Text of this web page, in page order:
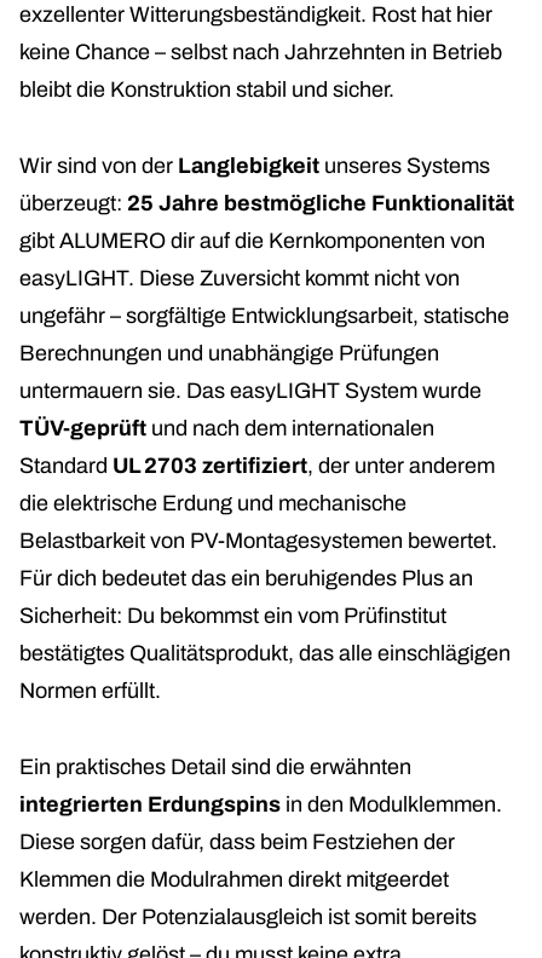
exzellenter Witterungsbeständigkeit. Rost hat hier
keine Chance – selbst nach Jahrzehnten in Betrieb
bleibt die Konstruktion stabil und sicher.
Wir sind von der Langlebigkeit unseres Systems
überzeugt: 25 Jahre bestmögliche Funktionalität
gibt ALUMERO dir auf die Kernkomponenten von
easyLIGHT. Diese Zuversicht kommt nicht von
ungefähr – sorgfältige Entwicklungsarbeit, statische
Berechnungen und unabhängige Prüfungen
untermauern sie. Das easyLIGHT System wurde
TÜV-geprüft und nach dem internationalen
Standard UL 2703 zertifiziert, der unter anderem
die elektrische Erdung und mechanische
Belastbarkeit von PV-Montagesystemen bewertet.
Für dich bedeutet das ein beruhigendes Plus an
Sicherheit: Du bekommst ein vom Prüfinstitut
bestätigtes Qualitätsprodukt, das alle einschlägigen
Normen erfüllt.
Ein praktisches Detail sind die erwähnten
integrierten Erdungspins in den Modulklemmen.
Diese sorgen dafür, dass beim Festziehen der
Klemmen die Modulrahmen direkt mitgeerdet
werden. Der Potenzialausgleich ist somit bereits